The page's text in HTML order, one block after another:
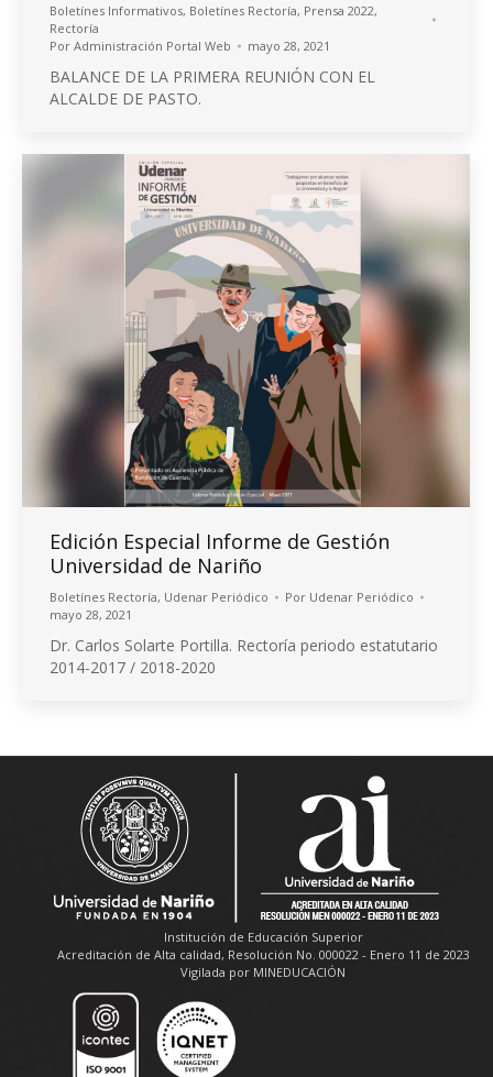
Boletínes Informativos, Boletínes Rectoría, Prensa 2022,
Rectoría
Por Administración Portal Web mayo 28, 2021
BALANCE DE LA PRIMERA REUNIÓN CON EL
ALCALDE DE PASTO.
Edición Especial Informe de Gestión
Universidad de Nariño
Boletínes Rectoría, Udenar Periódico Por Udenar Periódico
mayo 28, 2021
Dr. Carlos Solarte Portilla. Rectoría periodo estatutario
2014-2017 / 2018-2020
Institución de Educación Superior
Acreditación de Alta calidad, Resolución No. 000022 - Enero 11 de 2023
Vigilada por MINEDUCACIÓN